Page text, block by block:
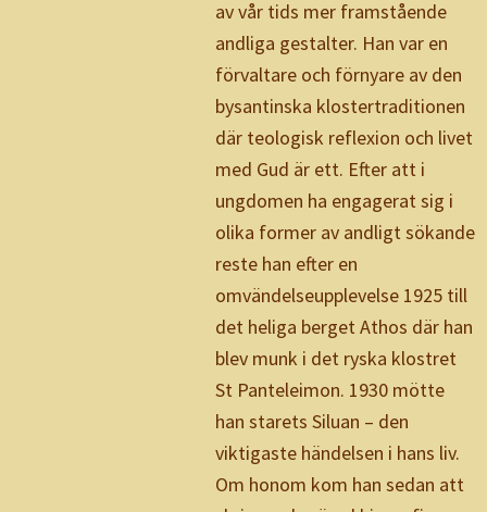
av vår tids mer framstående
andliga gestalter. Han var en
förvaltare och förnyare av den
bysantinska klostertraditionen
där teologisk reflexion och livet
med Gud är ett. Efter att i
ungdomen ha engagerat sig i
olika former av andligt sökande
reste han efter en
omvändelseupplevelse 1925 till
det heliga berget Athos där han
blev munk i det ryska klostret
St Panteleimon. 1930 mötte
han starets Siluan – den
viktigaste händelsen i hans liv.
Om honom kom han sedan att